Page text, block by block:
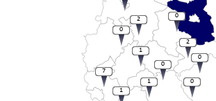
0
0
7
2
0
0
2
0
1
1
1